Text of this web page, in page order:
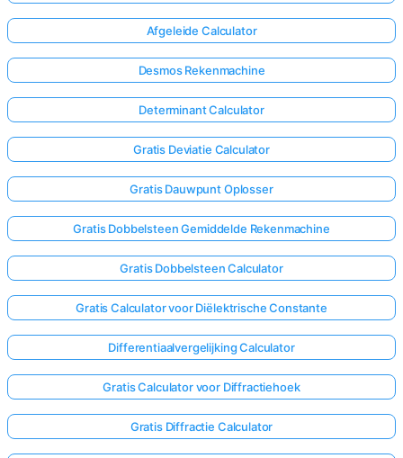
Afgeleide Calculator
Desmos Rekenmachine
Determinant Calculator
Gratis Deviatie Calculator
Gratis Dauwpunt Oplosser
Gratis Dobbelsteen Gemiddelde Rekenmachine
Gratis Dobbelsteen Calculator
Gratis Calculator voor Diëlektrische Constante
Differentiaalvergelijking Calculator
Gratis Calculator voor Diffractiehoek
Gratis Diffractie Calculator